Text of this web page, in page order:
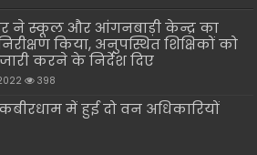
ने स्कूल और आंगनबाड़ी केन्द्र का
किया, अनुपस्थित शिक्षिकों को
करने के निर्देश दिए
398
में हुई दो वन अधिकारियों